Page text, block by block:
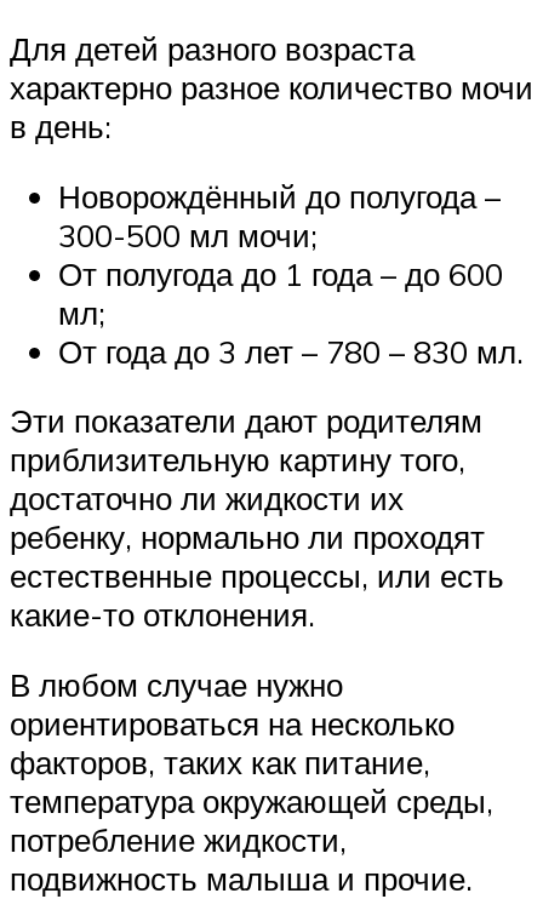
Для детей разного возраста
характерно разное количество мочи
в день:
Новорождённый до полугода –
300-500 мл мочи;
От полугода до 1 года – до 600
мл;
От года до 3 лет – 780 – 830 мл.
Эти показатели дают родителям
приблизительную картину того,
достаточно ли жидкости их
ребенку, нормально ли проходят
естественные процессы, или есть
какие-то отклонения.
В любом случае нужно
ориентироваться на несколько
факторов, таких как питание,
температура окружающей среды,
потребление жидкости,
подвижность малыша и прочие.